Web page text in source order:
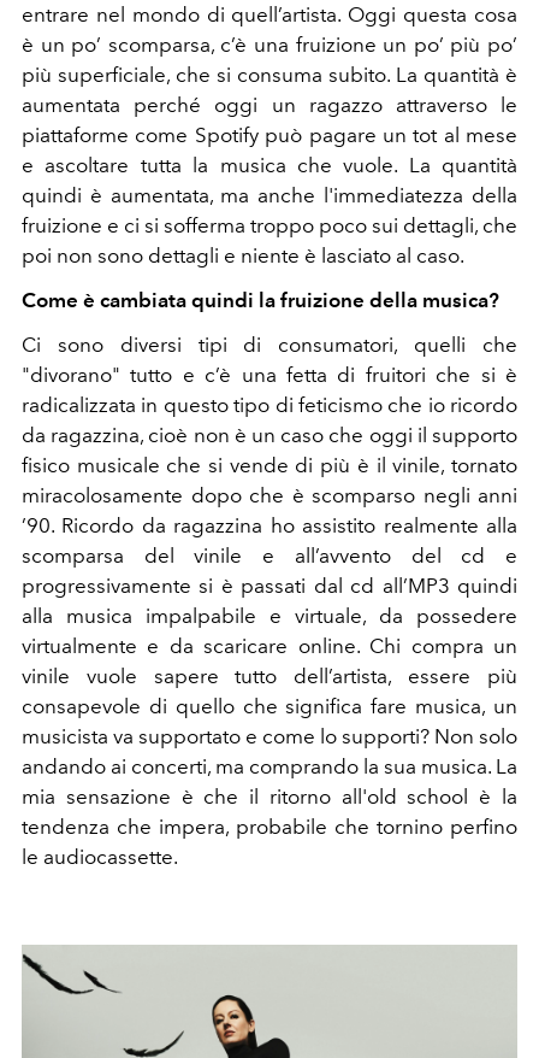
entrare nel mondo di quell’artista. Oggi questa cosa
è un po’ scomparsa, c’è una fruizione un po’ più po’
più superficiale, che si consuma subito. La quantità è
aumentata perché oggi un ragazzo attraverso le
piattaforme come Spotify può pagare un tot al mese
e ascoltare tutta la musica che vuole. La quantità
quindi è aumentata, ma anche l'immediatezza della
fruizione e ci si sofferma troppo poco sui dettagli, che
poi non sono dettagli e niente è lasciato al caso.
Come è cambiata quindi la fruizione della musica?
Ci sono diversi tipi di consumatori, quelli che
"divorano" tutto e c’è una fetta di fruitori che si è
radicalizzata in questo tipo di feticismo che io ricordo
da ragazzina, cioè non è un caso che oggi il supporto
fisico musicale che si vende di più è il vinile, tornato
miracolosamente dopo che è scomparso negli anni
’90. Ricordo da ragazzina ho assistito realmente alla
scomparsa del vinile e all’avvento del cd e
progressivamente si è passati dal cd all’MP3 quindi
alla musica impalpabile e virtuale, da possedere
virtualmente e da scaricare online. Chi compra un
vinile vuole sapere tutto dell’artista, essere più
consapevole di quello che significa fare musica, un
musicista va supportato e come lo supporti? Non solo
andando ai concerti, ma comprando la sua musica. La
mia sensazione è che il ritorno all'old school è la
tendenza che impera, probabile che tornino perfino
le audiocassette.